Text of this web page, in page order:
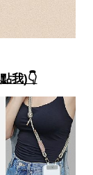
我)👇